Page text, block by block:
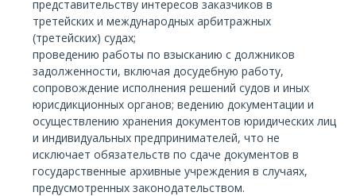
представительству интересов заказчиков в
третейских и международных арбитражных
(третейских) судах;
проведению работы по взысканию с должников
задолженности, включая досудебную работу,
сопровождение исполнения решений судов и иных
юрисдикционных органов; ведению документации и
осуществлению хранения документов юридических лиц
и индивидуальных предпринимателей, что не
исключает обязательств по сдаче документов в
государственные архивные учреждения в случаях,
предусмотренных законодательством.